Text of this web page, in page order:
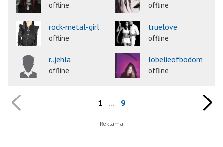
offline offline
rock-metal-girl
offline
truelove
offline
r..jehla
offline
lobelieofbodom
offline
1 … 9